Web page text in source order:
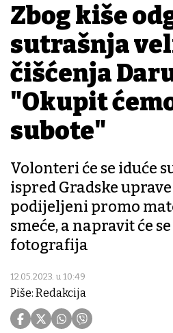
Zbog kiše
sutrašnja
čišćenja
"Okupit
subote"
Volonteri će se iduće
ispred Gradske
podijeljeni promo
smeće, a napravit će
fotografija
12.05.2023. u 10:49
Piše: Redakcija